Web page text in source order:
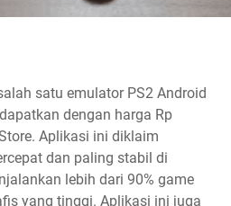
satu emulator PS2 Android
dengan harga Rp
Aplikasi ini diklaim
dan paling stabil di
lebih dari 90% game
yang tinggi. Aplikasi ini juga